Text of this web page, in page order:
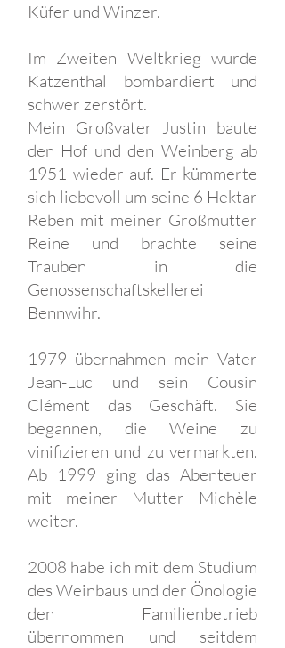
Küfer und Winzer.
Im Zweiten Weltkrieg wurde
Katzenthal bombardiert und
schwer zerstört.
Mein Großvater Justin baute
den Hof und den Weinberg ab
1951 wieder auf. Er kümmerte
sich liebevoll um seine 6 Hektar
Reben mit meiner Großmutter
Reine und brachte seine
Trauben in die
Genossenschaftskellerei
Bennwihr.
1979 übernahmen mein Vater
Jean-Luc und sein Cousin
Clément das Geschäft. Sie
begannen, die Weine zu
vinifizieren und zu vermarkten.
Ab 1999 ging das Abenteuer
mit meiner Mutter Michèle
weiter.
2008 habe ich mit dem Studium
des Weinbaus und der Önologie
den Familienbetrieb
übernommen und seitdem